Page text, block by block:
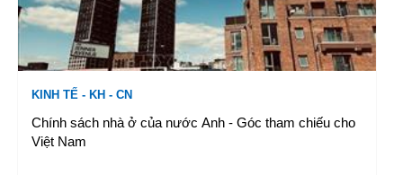
KINH TẾ - KH - CN
Chính sách nhà ở của nước Anh - Góc tham chiếu cho
Việt Nam